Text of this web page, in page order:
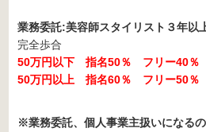
業務委託:美容師スタイリスト３年以
完全歩合
50万円以下 指名50％ フリー40％
50万円以上 指名60％ フリー50％
※業務委託、個人事業主扱いになる